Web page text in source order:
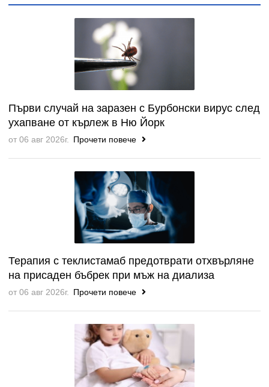
Първи случай на заразен с Бурбонски вирус след
ухапване от кърлеж в Ню Йорк
от 06 авг 2026г. Прочети повече
Терапия с теклистамаб предотврати отхвърляне
на присаден бъбрек при мъж на диализа
от 06 авг 2026г. Прочети повече